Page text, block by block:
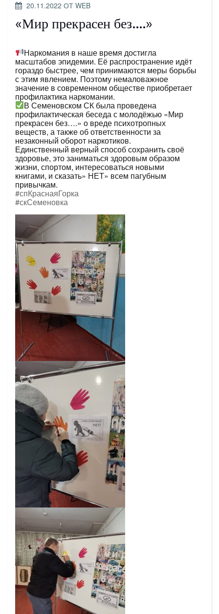
ОПУБЛИКОВАНО
20.11.2022 ОТ WEB
«Мир прекрасен без….»
Наркомания в наше время достигла
масштабов эпидемии. Её распространение идёт
гораздо быстрее, чем принимаются меры борьбы
с этим явлением. Поэтому немаловажное
значение в современном обществе приобретает
профилактика наркомании.
В Семеновском СК была проведена
профилактическая беседа с молодёжью «Мир
прекрасен без….» о вреде психотропных
веществ, а также об ответственности за
незаконный оборот наркотиков.
Единственный верный способ сохранить своё
здоровье, это заниматься здоровым образом
жизни, спортом, интересоваться новыми
книгами, и сказать» НЕТ» всем пагубным
привычкам.
#спКраснаяГорка
#скСеменовка